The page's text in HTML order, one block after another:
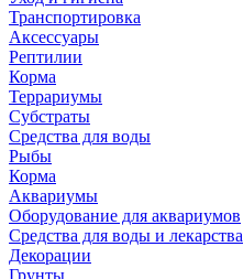
Транспортировка
Аксессуары
Рептилии
Корма
Террариумы
Субстраты
Средства для воды
Рыбы
Корма
Аквариумы
Оборудование для аквариумов
Средства для воды и лекарства
Декорации
Грунты